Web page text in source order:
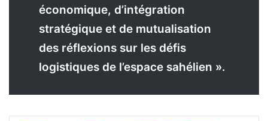
économique, d’intégration
stratégique et de mutualisation
des réflexions sur les défis
logistiques de l’espace sahélien ».